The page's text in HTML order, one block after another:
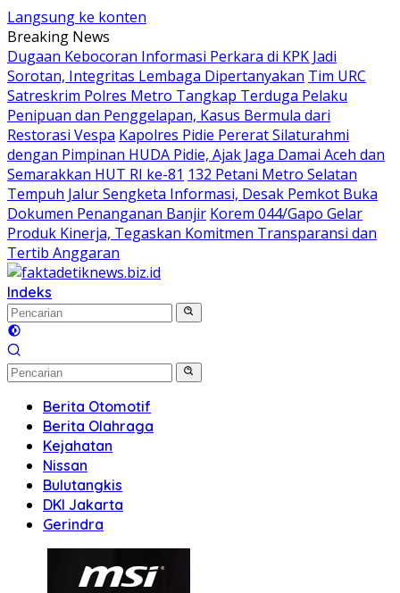
Langsung ke konten
Breaking News
Dugaan Kebocoran Informasi Perkara di KPK Jadi
Sorotan, Integritas Lembaga Dipertanyakan Tim URC
Satreskrim Polres Metro Tangkap Terduga Pelaku
Penipuan dan Penggelapan, Kasus Bermula dari
Restorasi Vespa Kapolres Pidie Pererat Silaturahmi
dengan Pimpinan HUDA Pidie, Ajak Jaga Damai Aceh dan
Semarakkan HUT RI ke-81 132 Petani Metro Selatan
Tempuh Jalur Sengketa Informasi, Desak Pemkot Buka
Dokumen Penanganan Banjir Korem 044/Gapo Gelar
Produk Kinerja, Tegaskan Komitmen Transparansi dan
Tertib Anggaran
Indeks
Berita Otomotif
Berita Olahraga
Kejahatan
Nissan
Bulutangkis
DKI Jakarta
Gerindra